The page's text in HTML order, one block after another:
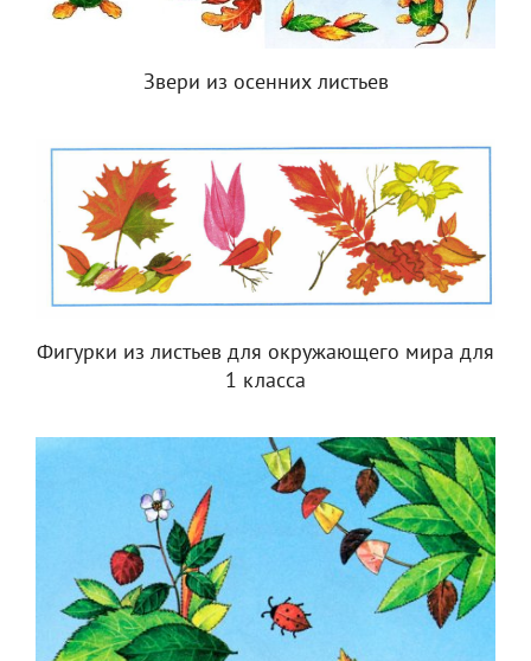
Звери из осенних листьев
Фигурки из листьев для окружающего мира для
1 класса